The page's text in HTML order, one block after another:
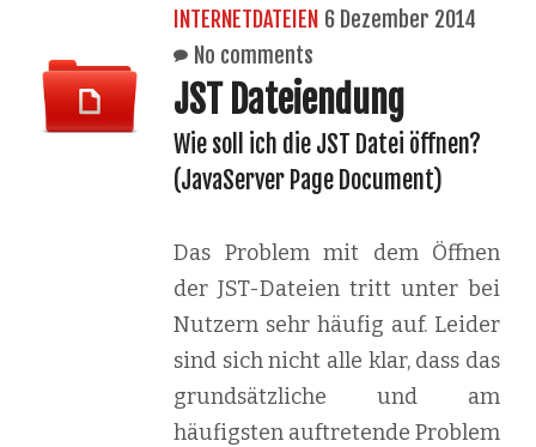
INTERNETDATEIEN 6 Dezember 2014
No comments
JST Dateiendung
Wie soll ich die JST Datei öffnen?
(JavaServer Page Document)
Das Problem mit dem Öffnen
der JST-Dateien tritt unter bei
Nutzern sehr häufig auf. Leider
sind sich nicht alle klar, dass das
grundsätzliche und am
häufigsten auftretende Problem